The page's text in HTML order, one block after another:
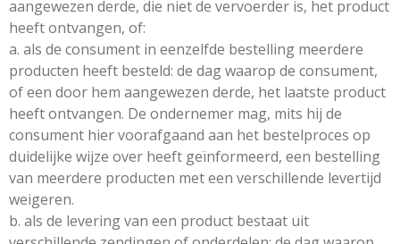
aangewezen derde, die niet de vervoerder is, het product
heeft ontvangen, of:
a. als de consument in eenzelfde bestelling meerdere
producten heeft besteld: de dag waarop de consument,
of een door hem aangewezen derde, het laatste product
heeft ontvangen. De ondernemer mag, mits hij de
consument hier voorafgaand aan het bestelproces op
duidelijke wijze over heeft geïnformeerd, een bestelling
van meerdere producten met een verschillende levertijd
weigeren.
b. als de levering van een product bestaat uit